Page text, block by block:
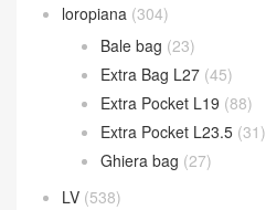
loropiana (304)
Bale bag (23)
Extra Bag L27 (45)
Extra Pocket L19 (88)
Extra Pocket L23.5 (31)
Ghiera bag (27)
LV (538)